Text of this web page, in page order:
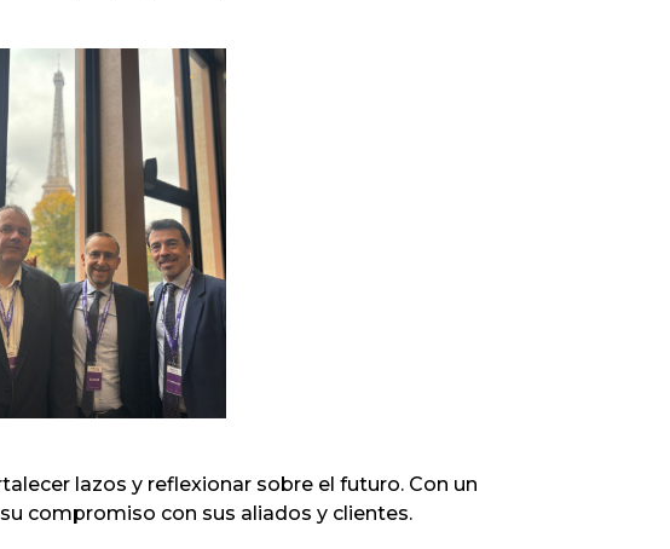
lazos y reflexionar sobre el futuro. Con un
compromiso con sus aliados y clientes.